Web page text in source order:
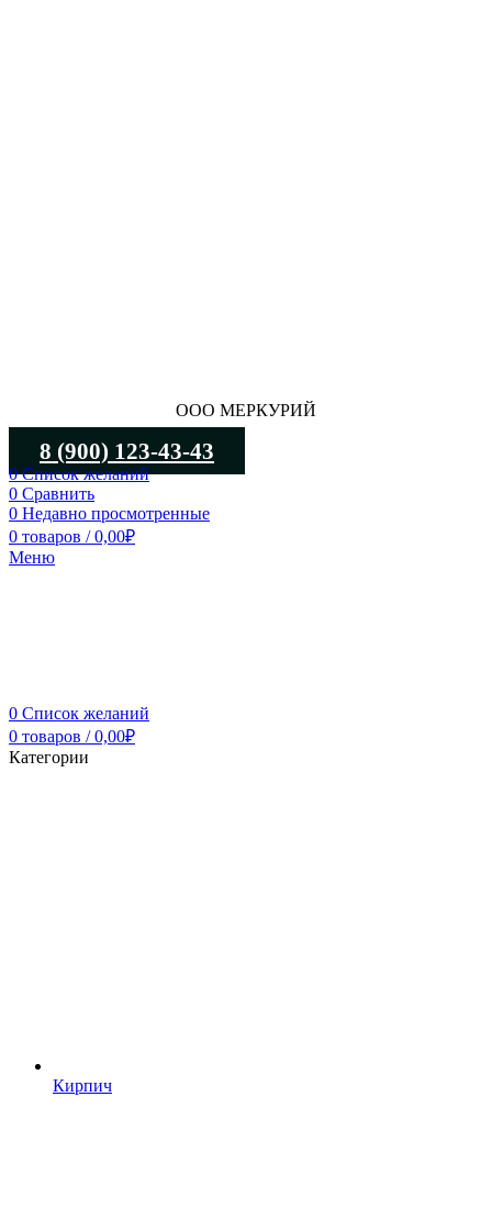
ООО МЕРКУРИЙ
8 (900) 123-43-43
0Список желаний
0 Сравнить
0 Недавно просмотренные
0 товаров / 0,00₽
Меню
0 Список желаний
0 товаров / 0,00₽
Категории
Кирпич